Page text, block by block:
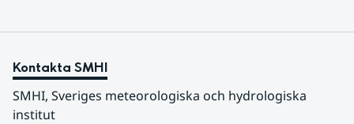
Kontakta SMHI
SMHI, Sveriges meteorologiska och hydrologiska
institut